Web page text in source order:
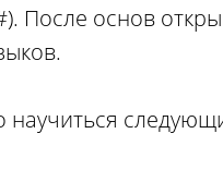
После основ